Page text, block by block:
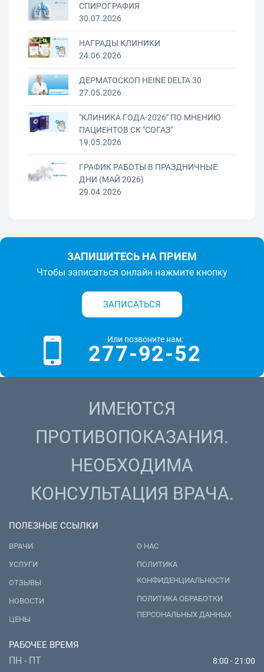
СПИРОГРАФИЯ
30.07.2026
НАГРАДЫ КЛИНИКИ
24.06.2026
ДЕРМАТОСКОП HEINE DELTA 30
27.05.2026
"КЛИНИКА ГОДА-2026" ПО МНЕНИЮ
ПАЦИЕНТОВ СК "СОГАЗ"
19.05.2026
ГРАФИК РАБОТЫ В ПРАЗДНИЧНЫЕ
ДНИ (МАЙ 2026)
29.04.2026
ЗАПИШИТЕСЬ НА ПРИЕМ
Чтобы записаться онлайн нажмите кнопку
ЗАПИСАТЬСЯ
Или позвоните нам:
277-92-52
ИМЕЮТСЯ
ПРОТИВОПОКАЗАНИЯ.
НЕОБХОДИМА
КОНСУЛЬТАЦИЯ ВРАЧА.
ПОЛЕЗНЫЕ ССЫЛКИ
ВРАЧИ
УСЛУГИ
ОТЗЫВЫ
НОВОСТИ
ЦЕНЫ
О НАС
ПОЛИТИКА
КОНФИДЕНЦИАЛЬНОСТИ
ПОЛИТИКА ОБРАБОТКИ
ПЕРСОНАЛЬНЫХ ДАННЫХ
РАБОЧЕЕ ВРЕМЯ
ПН - ПТ 8:00 - 21:00